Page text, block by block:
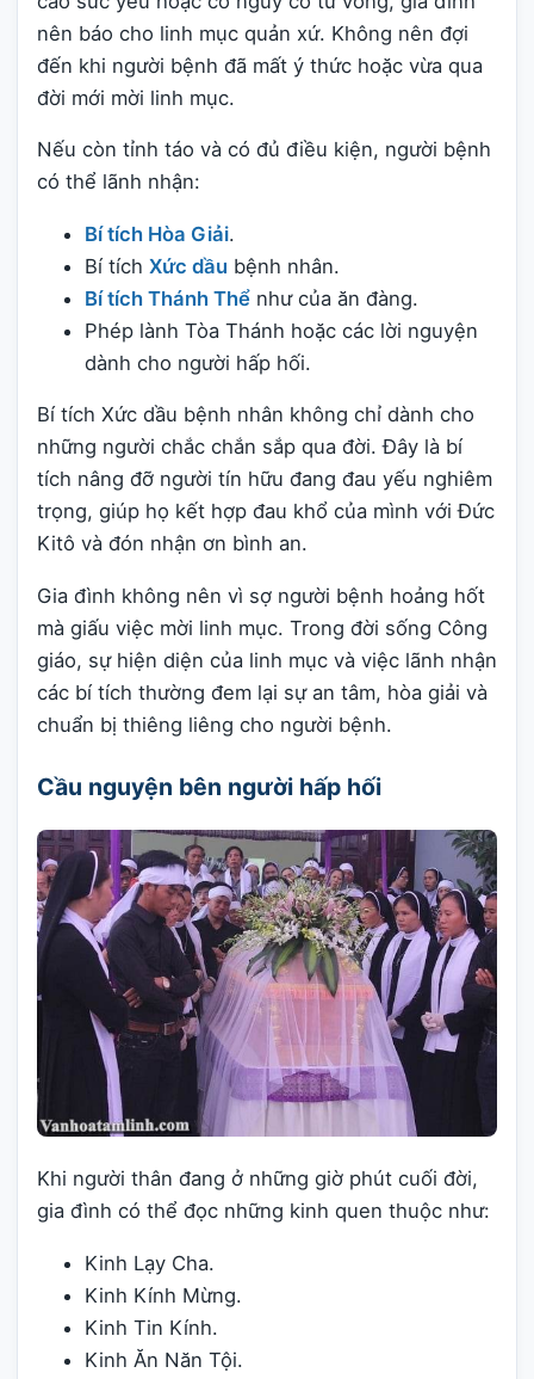
nên báo cho linh mục quản xứ. Không nên đợi
đến khi người bệnh đã mất ý thức hoặc vừa qua
đời mới mời linh mục.
Nếu còn tỉnh táo và có đủ điều kiện, người bệnh
có thể lãnh nhận:
Bí tích Hòa Giải.
Bí tích Xức dầu bệnh nhân.
Bí tích Thánh Thể như của ăn đàng.
Phép lành Tòa Thánh hoặc các lời nguyện
dành cho người hấp hối.
Bí tích Xức dầu bệnh nhân không chỉ dành cho
những người chắc chắn sắp qua đời. Đây là bí
tích nâng đỡ người tín hữu đang đau yếu nghiêm
trọng, giúp họ kết hợp đau khổ của mình với Đức
Kitô và đón nhận ơn bình an.
Gia đình không nên vì sợ người bệnh hoảng hốt
mà giấu việc mời linh mục. Trong đời sống Công
giáo, sự hiện diện của linh mục và việc lãnh nhận
các bí tích thường đem lại sự an tâm, hòa giải và
chuẩn bị thiêng liêng cho người bệnh.
Cầu nguyện bên người hấp hối
Khi người thân đang ở những giờ phút cuối đời,
gia đình có thể đọc những kinh quen thuộc như:
Kinh Lạy Cha.
Kinh Kính Mừng.
Kinh Tin Kính.
Kinh Ăn Năn Tội.